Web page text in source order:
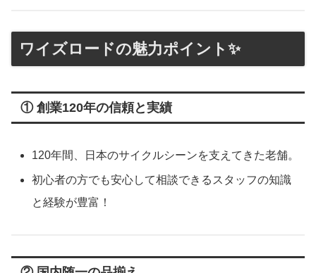
ワイズロードの魅力ポイント✨
① 創業120年の信頼と実績
120年間、日本のサイクルシーンを支えてきた老舗。
初心者の方でも安心して相談できるスタッフの知識
と経験が豊富！